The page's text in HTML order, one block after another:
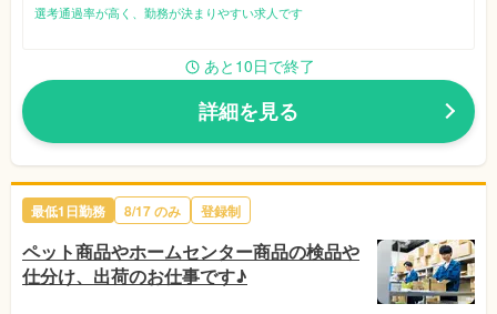
選考通過率が高く、勤務が決まりやすい求人です
あと10日で終了
詳細を見る
最低1日勤務 8/17のみ 登録制
ペット商品やホームセンター商品の検品や
仕分け、出荷のお仕事です♪